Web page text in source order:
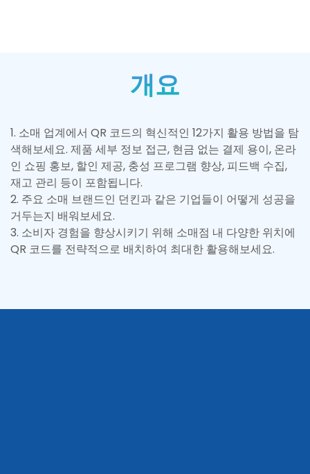
개요
1. 소매 업계에서 QR 코드의 혁신적인 12가지 활용 방법을 탐
색해보세요. 제품 세부 정보 접근, 현금 없는 결제 용이, 온라
인 쇼핑 홍보, 할인 제공, 충성 프로그램 향상, 피드백 수집,
재고 관리 등이 포함됩니다.
2. 주요 소매 브랜드인 던킨과 같은 기업들이 어떻게 성공을
거두는지 배워보세요.
3. 소비자 경험을 향상시키기 위해 소매점 내 다양한 위치에
QR 코드를 전략적으로 배치하여 최대한 활용해보세요.